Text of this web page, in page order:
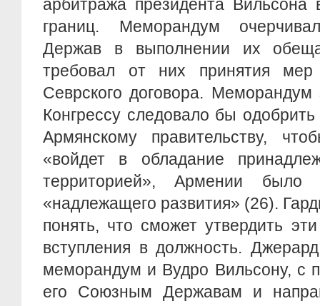
арбитража президента Вильсона
границ. Меморандум
Держав в выполнении их
требовал от них принятия мер
Севрского договора.
Конгрессу следовало бы
Армянскому правительству,
«войдет в обладание
территорией», Армении
«надлежащего развития» (26).
понять, что сможет утвердить
вступления в должность.
меморандум и Вудро Вильсону, с
его Союзным Державам и